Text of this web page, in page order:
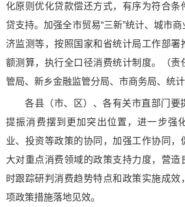
化原则优化贷款偿还方式，有序为符合条
贷支持。加强全市贸易“三新”统计、城市
济监测等，按照国家和省统计局工作部署
额测算，执行全口径消费统计制度。（责
管局、新乡金融监管分局、市商务局、统计
各县（市、区）、各有关市直部门要
提振消费摆到更加突出位置，进一步强
业、投资等政策的协同，加强工作协同，
大对重点消费领域的政策支持力度，营造
时跟踪研判消费趋势特点和政策实施成效
项政策措施落地见效。